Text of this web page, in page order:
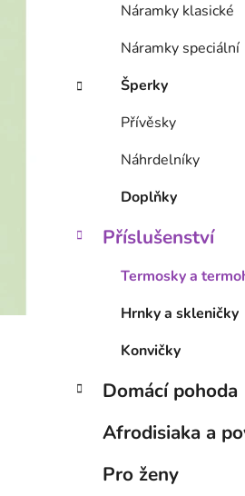
Náramky klasické
Náramky speciální
Šperky
Přívěsky
Náhrdelníky
Doplňky
Příslušenství
Termosky a
Hrnky a skleničky
Konvičky
Domácí pohoda
Afrodisiaka a
Pro ženy